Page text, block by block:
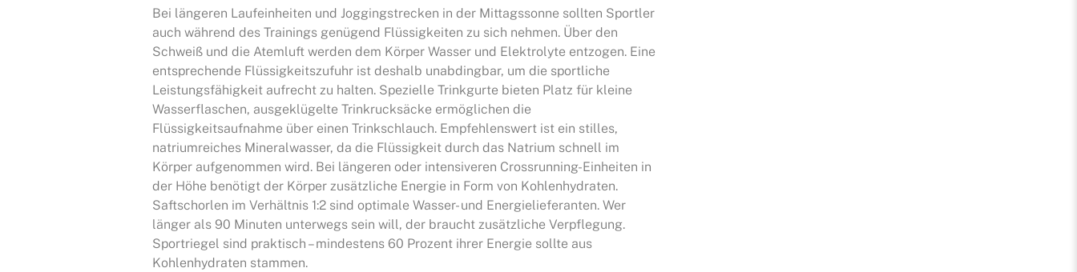
Bei längeren Laufeinheiten und Joggingstrecken in der Mittagssonne sollten Sportler
auch während des Trainings genügend Flüssigkeiten zu sich nehmen. Über den
Schweiß und die Atemluft werden dem Körper Wasser und Elektrolyte entzogen. Eine
entsprechende Flüssigkeitszufuhr ist deshalb unabdingbar, um die sportliche
Leistungsfähigkeit aufrecht zu halten. Spezielle Trinkgurte bieten Platz für kleine
Wasserflaschen, ausgeklügelte Trinkrucksäcke ermöglichen die
Flüssigkeitsaufnahme über einen Trinkschlauch. Empfehlenswert ist ein stilles,
natriumreiches Mineralwasser, da die Flüssigkeit durch das Natrium schnell im
Körper aufgenommen wird. Bei längeren oder intensiveren Crossrunning-Einheiten in
der Höhe benötigt der Körper zusätzliche Energie in Form von Kohlenhydraten.
Saftschorlen im Verhältnis 1:2 sind optimale Wasser- und Energielieferanten. Wer
länger als 90 Minuten unterwegs sein will, der braucht zusätzliche Verpflegung.
Sportriegel sind praktisch – mindestens 60 Prozent ihrer Energie sollte aus
Kohlenhydraten stammen.